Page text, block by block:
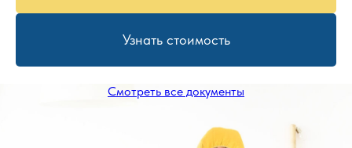
Узнать стоимость
Смотреть все документы